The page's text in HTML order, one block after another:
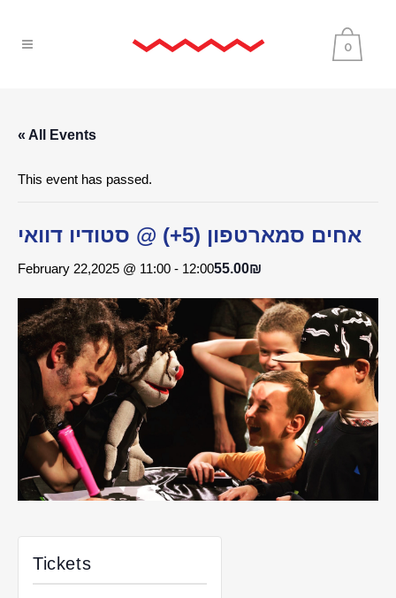
0
« All Events
This event has passed.
אחים סמארטפון (5+) @ סטודיו דוואי
February 22,2025 @ 11:00 - 12:0055.00₪
Tickets